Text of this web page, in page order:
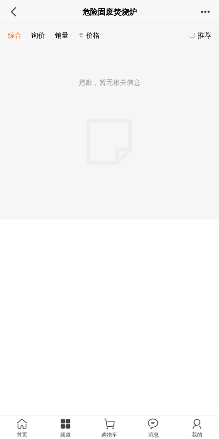
危险固废焚烧炉
推荐
综合 询价 销量 价格
抱歉，暂无相关信息
首页 频道 购物车 消息 我的